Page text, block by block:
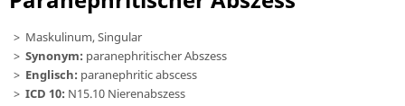
Maskulinum, Singular
Synonym: paranephritischer Abszess
Englisch: paranephritic abscess
ICD 10: N15.10 Nierenabszess